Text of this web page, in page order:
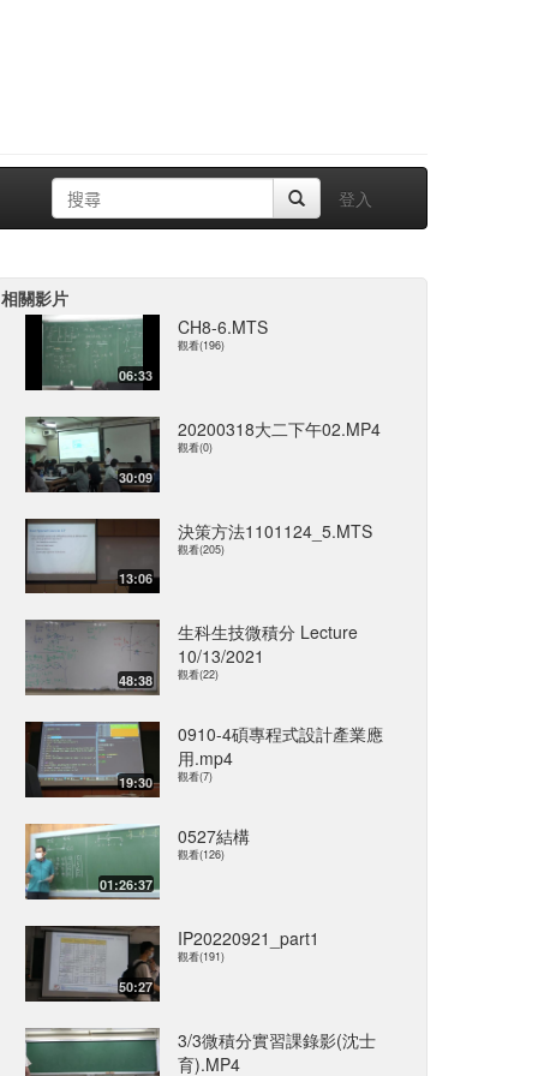
登入
相關影片
06:33
CH8-6.MTS
觀看(196)
30:09
20200318大二下午02.MP4
觀看(0)
13:06
決策方法1101124_5.MTS
觀看(205)
48:38
生科生技微積分 Lecture
10/13/2021
觀看(22)
19:30
0910-4碩專程式設計產業應
用.mp4
觀看(7)
01:26:37
0527結構
觀看(126)
50:27
IP20220921_part1
觀看(191)
3/3微積分實習課錄影(沈士
育).MP4